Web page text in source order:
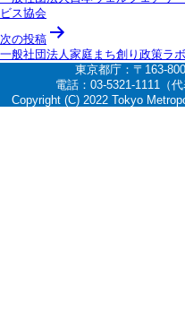
ナ
ビ
ゲ
ー
ビス協会
次の投稿
一般社団法人家庭まち創り政策ラボ
東京都庁：〒163-
電話：03-5321-1111（
Copyright (C) 2022 Tokyo